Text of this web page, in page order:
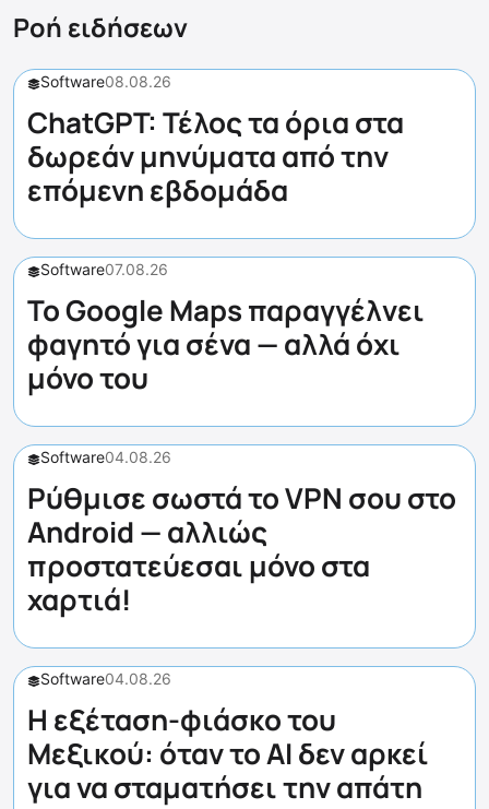
Ροή ειδήσεων
Software08.08.26
ChatGPT: Τέλος τα όρια στα
δωρεάν μηνύματα από την
επόμενη εβδομάδα
Software07.08.26
Το Google Maps παραγγέλνει
φαγητό για σένα — αλλά όχι
μόνο του
Software04.08.26
Ρύθμισε σωστά το VPN σου στο
Android — αλλιώς
προστατεύεσαι μόνο στα
χαρτιά!
Software04.08.26
Η εξέταση-φιάσκο του
Μεξικού: όταν το AI δεν αρκεί
για να σταματήσει την απάτη